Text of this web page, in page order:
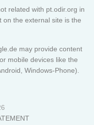
related with pt.odir.org in
on the external site is the
may provide content
mobile devices like the
Windows-Phone).